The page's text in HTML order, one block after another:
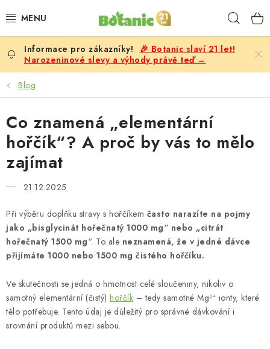
na
PREMIUM
DOPLŇKY STRAVY
CÍLE
POTRAVINY, NÁPOJE
BESTSELLERY
ŽENY
OSTATNÍ
DOVOLENÁ
🎉 Botanic slaví 21 let!
Narozeninové slevy a výhody právě teď →
Blog
Co znamená „elementární
hořčík“? A proč by vás to mělo
zajímat
21.12.2025
Při výběru doplňku stravy s hořčíkem často narazíte na pojmy
jako „bisglycinát hořečnatý 1000 mg“ nebo „citrát
hořečnatý 1500 mg“. To ale neznamená, že v jedné dávce
přijímáte 1000 nebo 1500 mg čistého hořčíku.
Ve skutečnosti se jedná o hmotnost celé sloučeniny, nikoliv o
samotný elementární (čistý) hořčík – tedy samotné Mg²⁺ ionty, které
tělo potřebuje. Tento údaj je důležitý pro správné dávkování i
srovnání produktů mezi sebou.